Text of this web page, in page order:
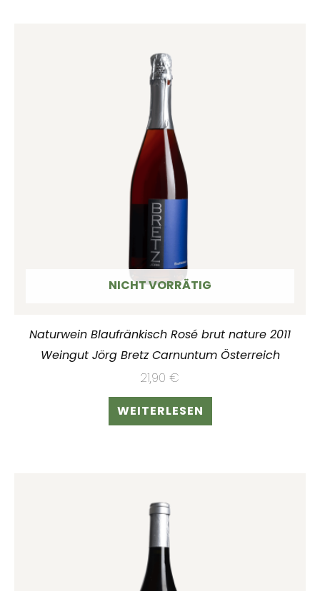
NICHT VORRÄTIG
Naturwein Blaufränkisch Rosé brut nature 2011
Weingut Jörg Bretz Carnuntum Österreich
21,90 €
WEITERLESEN